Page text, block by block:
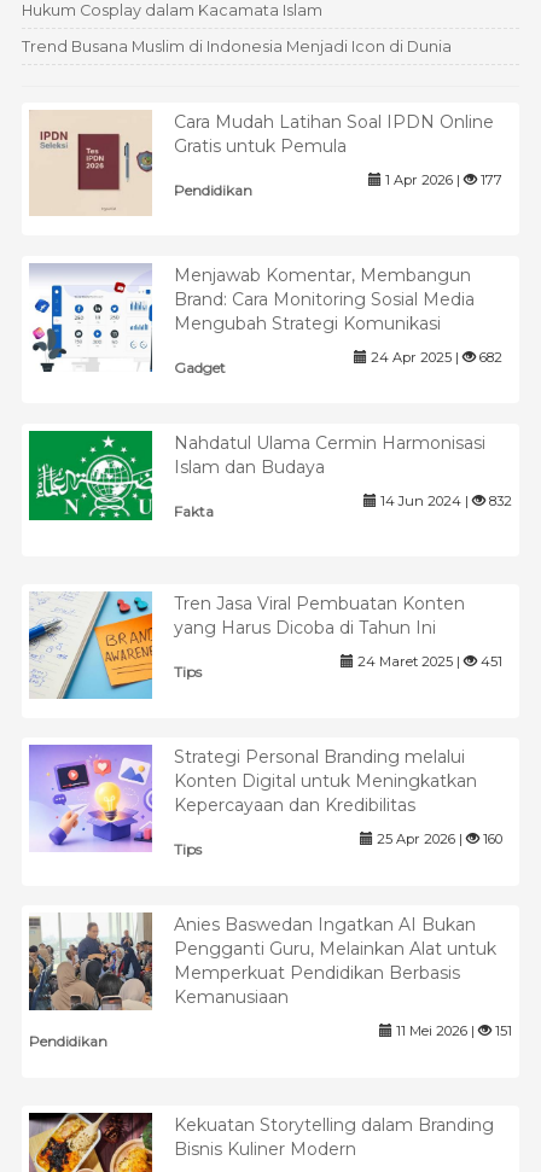
Hukum Cosplay dalam Kacamata Islam
Trend Busana Muslim di Indonesia Menjadi Icon di Dunia
Cara Mudah Latihan Soal IPDN Online
Gratis untuk Pemula
Pendidikan
1 Apr 2026 | 177
Menjawab Komentar, Membangun
Brand: Cara Monitoring Sosial Media
Mengubah Strategi Komunikasi
Gadget
24 Apr 2025 | 682
Nahdatul Ulama Cermin Harmonisasi
Islam dan Budaya
Fakta
14 Jun 2024 | 832
Tren Jasa Viral Pembuatan Konten
yang Harus Dicoba di Tahun Ini
Tips
24 Maret 2025 | 451
Strategi Personal Branding melalui
Konten Digital untuk Meningkatkan
Kepercayaan dan Kredibilitas
Tips
25 Apr 2026 | 160
Anies Baswedan Ingatkan AI Bukan
Pengganti Guru, Melainkan Alat untuk
Memperkuat Pendidikan Berbasis
Kemanusiaan
Pendidikan
11 Mei 2026 | 151
Kekuatan Storytelling dalam Branding
Bisnis Kuliner Modern